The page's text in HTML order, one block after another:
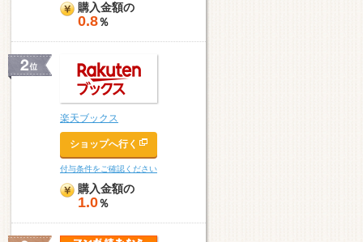
購入金額の
0.8％
楽天ブックス
ショップへ行く
付与条件をご確認ください
購入金額の
1.0％